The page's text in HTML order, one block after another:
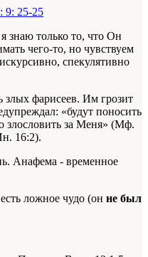
9: 25-25
знаю только то, что Он
чего-то, но чувствуем
спекулятивно
фарисеев. Им грозит
«будут поносить
злословить за Меня» (Мф.
16:2).
Анафема - временное
ложное чудо (он не был